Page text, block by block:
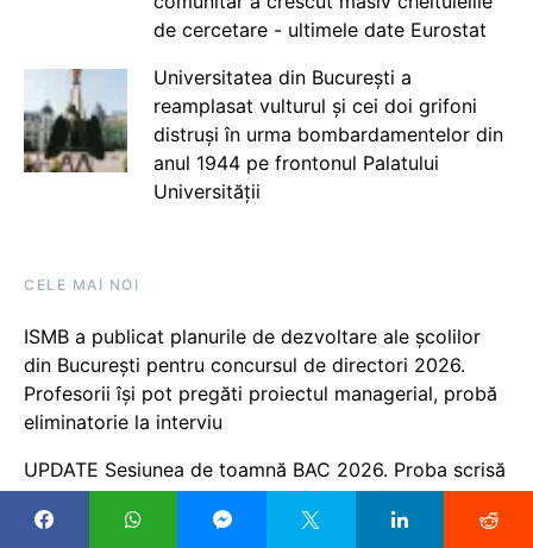
de cercetare - ultimele date Eurostat
Universitatea din București a
reamplasat vulturul și cei doi grifoni
distruși în urma bombardamentelor din
anul 1944 pe frontonul Palatului
Universității
CELE MAI NOI
ISMB a publicat planurile de dezvoltare ale școlilor
din București pentru concursul de directori 2026.
Profesorii își pot pregăti proiectul managerial, probă
eliminatorie la interviu
UPDATE Sesiunea de toamnă BAC 2026. Proba scrisă
la Limba și literatura română a început / Cele trei
condiții pentru a promova examenul